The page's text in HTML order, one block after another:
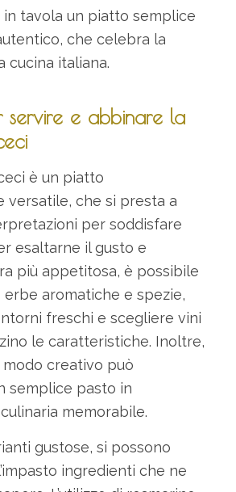
tavola un piatto semplice
che celebra la
cucina italiana.
servire e abbinare la
è un piatto
versatile, che si presta a
per soddisfare
esaltarne il gusto e
più appetitosa, è possibile
aromatiche e spezie,
freschi e scegliere vini
le caratteristiche. Inoltre,
creativo può
semplice pasto in
memorabile.
gustose, si possono
ingredienti che ne